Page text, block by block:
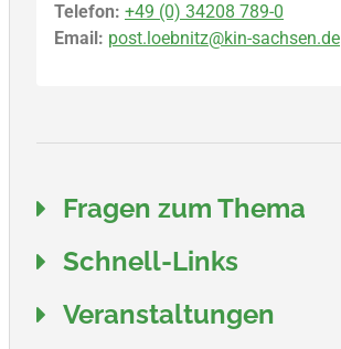
Telefon: +49 (0) 34208 789-0
Email: post.loebnitz@kin-sachsen.de
Fragen zum Thema
Schnell-Links
Veranstaltungen